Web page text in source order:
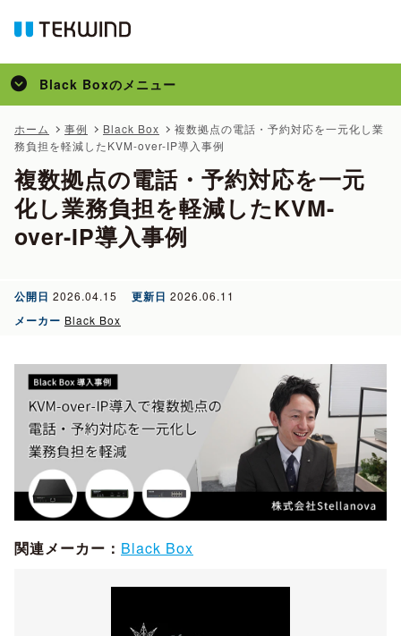
Black Boxのメニュー
トップ
製品
事例
ホーム 事例 Black Box
複数拠点の電話・予約対応を一元化し業
務負担を軽減したKVM-over-IP導入事例
複数拠点の電話・予約対応を一元
化し業務負担を軽減したKVM-
over-IP導入事例
公開日 2026.04.15 更新日 2026.06.11
メーカー Black Box
関連メーカー： Black Box